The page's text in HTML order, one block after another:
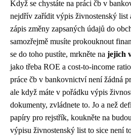
Když se chystáte na práci čb v
nejdřív zařídit výpis živnostenský list
zápis změny zapsaných údajů do
samozřejmě musíte prokouknout
se do toho pustíte, mrkněte na jejich
jako třeba ROE a cost-to-income
práce čb v bankovnictví není žádná
ale když máte v pořádku výpis
dokumenty, zvládnete to. Jo a než
papíry pro rejstřík, koukněte na
výpisu živnostenský list to sice není